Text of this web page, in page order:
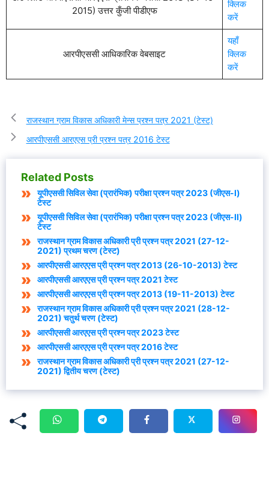
2015) उत्तर कुँजी पीडीएफ
क्लिक
करें
आरपीएससी आधिकारिक वेबसाइट
यहाँ
क्लिक
करें
राजस्थान ग्राम विकास अधिकारी मेन्स प्रश्न पत्र 2021 (टेस्ट)
आरपीएससी आरएएस प्री प्रश्न पत्र 2016 टेस्ट
Related Posts
यूपीएससी सिविल सेवा (प्रारंभिक) परीक्षा प्रश्न पत्र 2023 (जीएस-I)
टेस्ट
यूपीएससी सिविल सेवा (प्रारंभिक) परीक्षा प्रश्न पत्र 2023 (जीएस-II)
टेस्ट
राजस्थान ग्राम विकास अधिकारी प्री प्रश्न पत्र 2021 (27-12-
2021) प्रथम चरण (टेस्ट)
आरपीएससी आरएएस प्री प्रश्न पत्र 2013 (26-10-2013) टेस्ट
आरपीएससी आरएएस प्री प्रश्न पत्र 2021 टेस्ट
आरपीएससी आरएएस प्री प्रश्न पत्र 2013 (19-11-2013) टेस्ट
राजस्थान ग्राम विकास अधिकारी प्री प्रश्न पत्र 2021 (28-12-
2021) चतुर्थ चरण (टेस्ट)
आरपीएससी आरएएस प्री प्रश्न पत्र 2023 टेस्ट
आरपीएससी आरएएस प्री प्रश्न पत्र 2016 टेस्ट
राजस्थान ग्राम विकास अधिकारी प्री प्रश्न पत्र 2021 (27-12-
2021) द्वितीय चरण (टेस्ट)